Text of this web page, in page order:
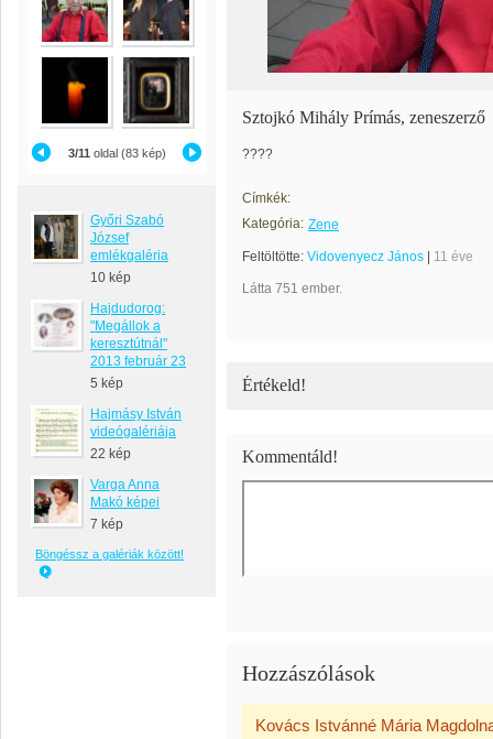
3/11 oldal (83 kép)
Győri Szabó
József
emlékgaléria
10 kép
Hajdudorog:
"Megállok a
keresztútnál"
2013 február 23
5 kép
Hajmásy István
videógalériája
22 kép
Varga Anna
Makó képei
7 kép
Böngéssz a galériák között!
Sztojkó Mihály Prímás, zeneszerző
????
Címkék:
Kategória: Zene
Feltöltötte: Vidovenyecz János 11 éve
Látta 751 ember.
Értékeld!
Kommentáld!
Hozzászólások
Kovács Istvánné Mária